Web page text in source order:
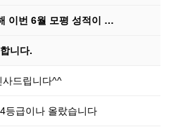
이번 6월 모평 성적이 …
니다.
사드립니다^^
등급이나 올랐습니다